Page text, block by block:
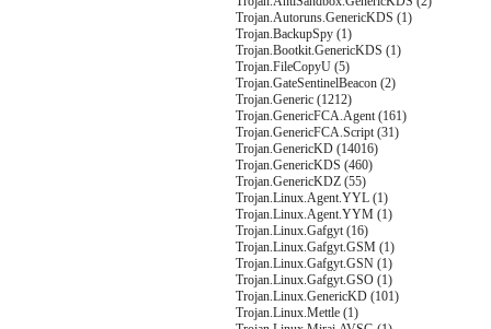
Trojan.Autoruns.GenericKDS (1)
Trojan.BackupSpy (1)
Trojan.Bootkit.GenericKDS (1)
Trojan.FileCopyU (5)
Trojan.GateSentinelBeacon (2)
Trojan.Generic (1212)
Trojan.GenericFCA.Agent (161)
Trojan.GenericFCA.Script (31)
Trojan.GenericKD (14016)
Trojan.GenericKDS (460)
Trojan.GenericKDZ (55)
Trojan.Linux.Agent.YYL (1)
Trojan.Linux.Agent.YYM (1)
Trojan.Linux.Gafgyt (16)
Trojan.Linux.Gafgyt.GSM (1)
Trojan.Linux.Gafgyt.GSN (1)
Trojan.Linux.Gafgyt.GSO (1)
Trojan.Linux.GenericKD (101)
Trojan.Linux.Mettle (1)